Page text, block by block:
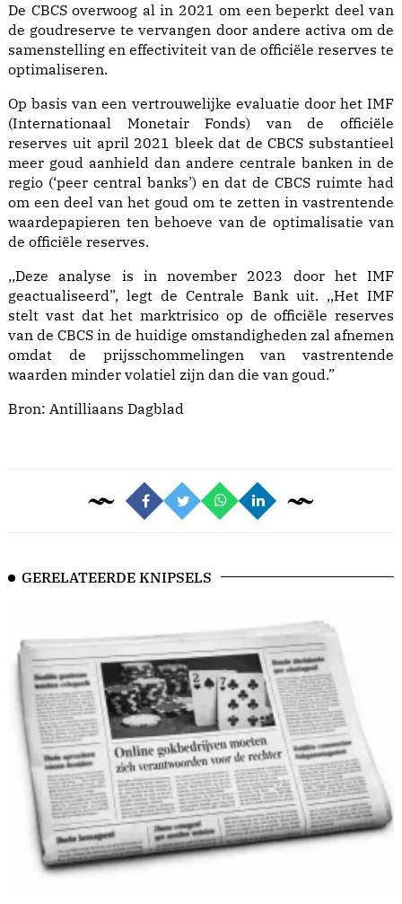
De CBCS overwoog al in 2021 om een beperkt deel van
de goudreserve te vervangen door andere activa om de
samenstelling en effectiviteit van de officiële reserves te
optimaliseren.
Op basis van een vertrouwelijke evaluatie door het IMF
(Internationaal Monetair Fonds) van de officiële
reserves uit april 2021 bleek dat de CBCS substantieel
meer goud aanhield dan andere centrale banken in de
regio (‘peer central banks’) en dat de CBCS ruimte had
om een deel van het goud om te zetten in vastrentende
waardepapieren ten behoeve van de optimalisatie van
de officiële reserves.
,,Deze analyse is in november 2023 door het IMF
geactualiseerd”, legt de Centrale Bank uit. ,,Het IMF
stelt vast dat het marktrisico op de officiële reserves
van de CBCS in de huidige omstandigheden zal afnemen
omdat de prijsschommelingen van vastrentende
waarden minder volatiel zijn dan die van goud.”
Bron: Antilliaans Dagblad
GERELATEERDE KNIPSELS